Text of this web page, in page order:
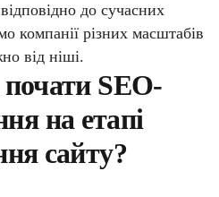
до сучасних
компанії різних масштабів
від ніші.
SEO-
на етапі
сайту?